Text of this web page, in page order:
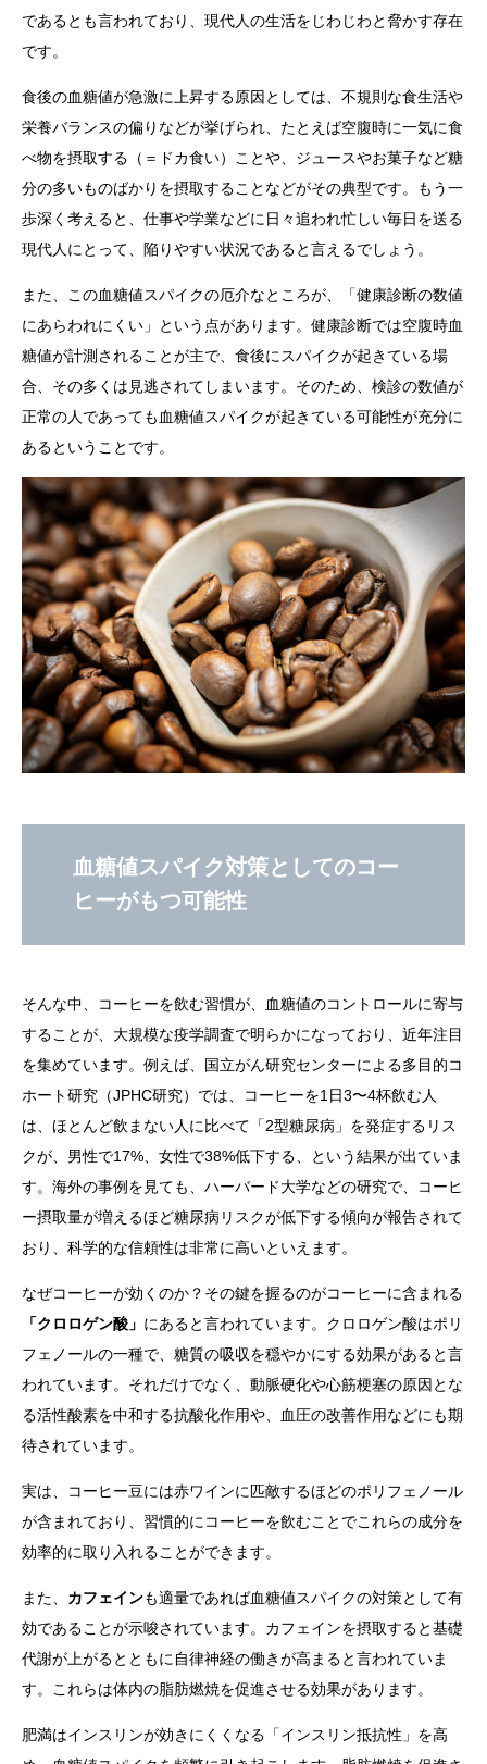
であるとも言われており、現代人の生活をじわじわと脅かす存在
です。
食後の血糖値が急激に上昇する原因としては、不規則な食生活や
栄養バランスの偏りなどが挙げられ、たとえば空腹時に一気に食
べ物を摂取する（＝ドカ食い）ことや、ジュースやお菓子など糖
分の多いものばかりを摂取することなどがその典型です。もう一
歩深く考えると、仕事や学業などに日々追われ忙しい毎日を送る
現代人にとって、陥りやすい状況であると言えるでしょう。
また、この血糖値スパイクの厄介なところが、「健康診断の数値
にあらわれにくい」という点があります。健康診断では空腹時血
糖値が計測されることが主で、食後にスパイクが起きている場
合、その多くは見逃されてしまいます。そのため、検診の数値が
正常の人であっても血糖値スパイクが起きている可能性が充分に
あるということです。
血糖値スパイク対策としてのコー
ヒーがもつ可能性
そんな中、コーヒーを飲む習慣が、血糖値のコントロールに寄与
することが、大規模な疫学調査で明らかになっており、近年注目
を集めています。例えば、国立がん研究センターによる多目的コ
ホート研究（JPHC研究）では、コーヒーを1日3〜4杯飲む人
は、ほとんど飲まない人に比べて「2型糖尿病」を発症するリス
クが、男性で17%、女性で38%低下する、という結果が出ていま
す。海外の事例を見ても、ハーバード大学などの研究で、コーヒ
ー摂取量が増えるほど糖尿病リスクが低下する傾向が報告されて
おり、科学的な信頼性は非常に高いといえます。
なぜコーヒーが効くのか？その鍵を握るのがコーヒーに含まれる
「クロロゲン酸」 にあると言われています。クロロゲン酸はポリ
フェノールの一種で、糖質の吸収を穏やかにする効果があると言
われています。それだけでなく、動脈硬化や心筋梗塞の原因とな
る活性酸素を中和する抗酸化作用や、血圧の改善作用などにも期
待されています。
実は、コーヒー豆には赤ワインに匹敵するほどのポリフェノール
が含まれており、習慣的にコーヒーを飲むことでこれらの成分を
効率的に取り入れることができます。
また、 カフェインも適量であれば血糖値スパイクの対策として有
効であることが示唆されています。カフェインを摂取すると基礎
代謝が上がるとともに自律神経の働きが高まると言われていま
す。これらは体内の脂肪燃焼を促進させる効果があります。
肥満はインスリンが効きにくくなる「インスリン抵抗性」を高